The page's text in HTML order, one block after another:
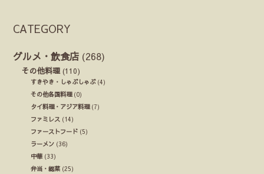
CATEGORY
グルメ・飲食店 (268)
その他料理 (110)
すきやき・しゃぶしゃぶ(4)
その他各国料理(0)
タイ料理・アジア料理(7)
ファミレス (14)
ファーストフード (5)
ラーメン (36)
中華(33)
弁当・総菜 (25)